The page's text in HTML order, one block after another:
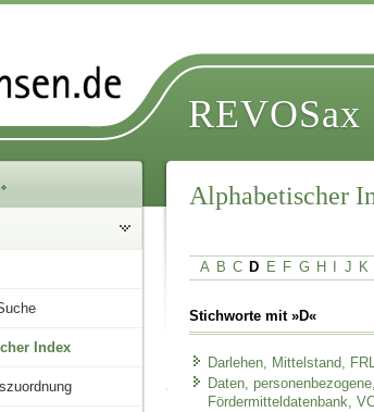
REVOSax
Index
Alphabetischer
A B C D E F G H J K
Stichworte mit »D«
Darlehen, Mittelstand,
Daten,
Fördermitteldatenbank,